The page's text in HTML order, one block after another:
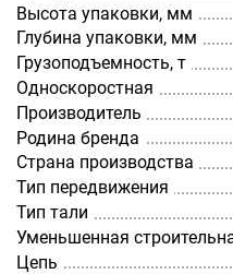
Высота упаковки, мм
Глубина упаковки, мм
Грузоподъемность, т
Односкоростная
Производитель
Родина бренда
Страна производства
Тип передвижения
Тип тали
Уменьшенная
Цепь